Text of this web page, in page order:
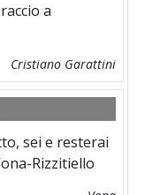
a
Cristiano Garattini
sei e resterai
Rizzitiello